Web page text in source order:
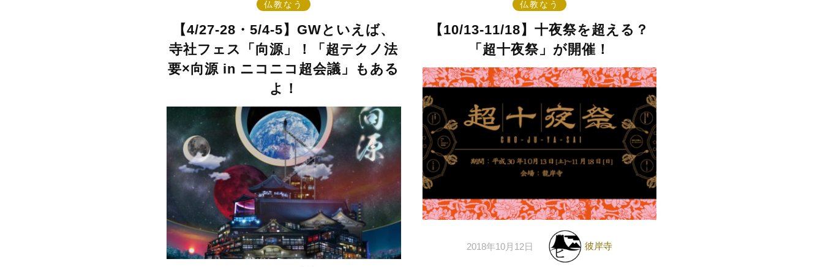
仏教なう
【4/27-28・5/4-5】GWといえば、
寺社フェス「向源」！「超テクノ法
要×向源 in ニコニコ超会議」もある
よ！
仏教なう
【10/13-11/18】十夜祭を超える？
「超十夜祭」が開催！
2018年10月12日 彼岸寺